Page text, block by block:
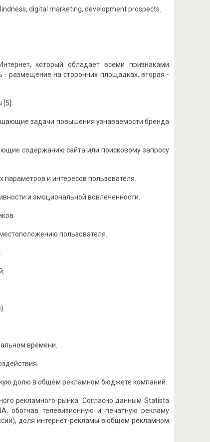
digital marketing, development prospects.
который обладает всеми признаками
- размещение на сторонних площадках, вторая -
[5]:
задачи повышения узнаваемости бренда
содержанию сайта или поисковому запросу
и интересов пользователя.
и эмоциональной вовлеченности.
пользователя.
времени.
долю в общем рекламном бюджете компаний.
рекламного рынка. Согласно данным Statista
телевизионную и печатную рекламу
доля интернет-рекламы в общем рекламном